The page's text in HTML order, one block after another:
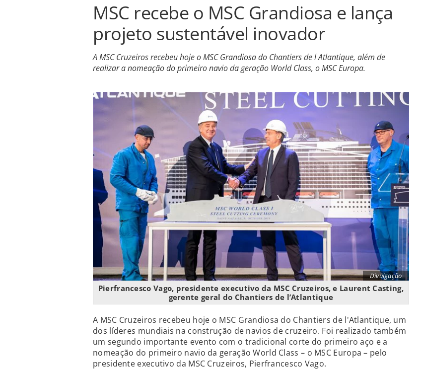
MSC recebe o MSC Grandiosa e lança
projeto sustentável inovador
A MSC Cruzeiros recebeu hoje o MSC Grandiosa do Chantiers de l Atlantique, além de
realizar a nomeação do primeiro navio da geração World Class, o MSC Europa.
Divulgação
Pierfrancesco Vago, presidente executivo da MSC Cruzeiros, e Laurent Casting,
gerente geral do Chantiers de l’Atlantique
A MSC Cruzeiros recebeu hoje o MSC Grandiosa do Chantiers de l'Atlantique, um
dos líderes mundiais na construção de navios de cruzeiro. Foi realizado também
um segundo importante evento com o tradicional corte do primeiro aço e a
nomeação do primeiro navio da geração World Class – o MSC Europa – pelo
presidente executivo da MSC Cruzeiros, Pierfrancesco Vago.